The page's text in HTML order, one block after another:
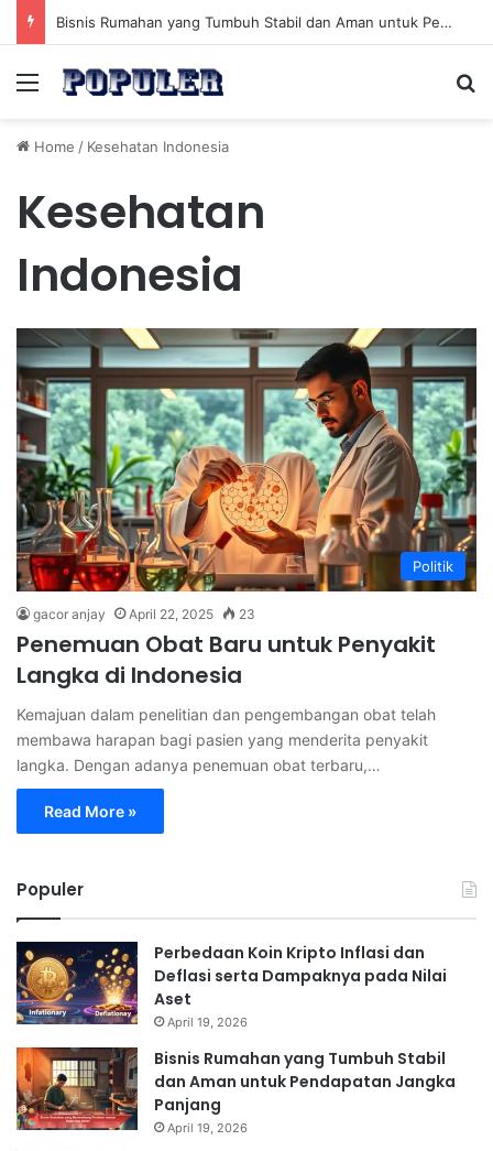
Bisnis Rumahan yang Tumbuh Stabil dan Aman untuk Pendapatan Jangka Panjang
Menu
Home / Kesehatan Indonesia
Kesehatan
Indonesia
Politik
gacor anjay April 22, 2025 23
Penemuan Obat Baru untuk Penyakit
Langka di Indonesia
Kemajuan dalam penelitian dan pengembangan obat telah
membawa harapan bagi pasien yang menderita penyakit
langka. Dengan adanya penemuan obat terbaru,…
Read More »
Populer
Perbedaan Koin Kripto Inflasi dan
Deflasi serta Dampaknya pada Nilai
Aset
April 19, 2026
Bisnis Rumahan yang Tumbuh Stabil
dan Aman untuk Pendapatan Jangka
Panjang
April 19, 2026